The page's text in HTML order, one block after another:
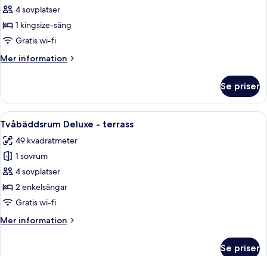
Deluxe-
rum
-
kingsize-
terrass
4 sovplatser
1 kingsize-säng
Gratis wi-fi
Mer information
Mer
rum
1
säng
terrass
Se priser
Öppna
alla
foton
för
Tvåbäddsrum
Deluxe
-
Ett modernt hotellrum med en stor
8
Tvåbäddsrum Deluxe - terrass
49 kvadratmeter
1 sovrum
4 sovplatser
2 enkelsängar
Gratis wi-fi
Mer information
Mer
Se priser